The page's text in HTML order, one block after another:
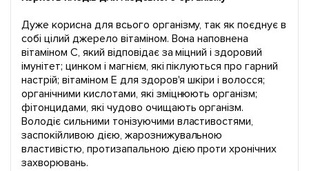
Дуже корисна для всього організму, так як поєднує в
собі цілий джерело вітаміном. Вона наповнена
вітаміном С, який відповідає за міцний і здоровий
імунітет; цинком і магнієм, які піклуються про гарний
настрій; вітаміном Е для здоров'я шкіри і волосся;
органічними кислотами, які зміцнюють організм;
фітонцидами, які чудово очищають організм.
Володіє сильними тонізуючими властивостями,
заспокійливою дією, жарознижувальною
властивістю, протизапальною дією проти хронічних
захворювань.